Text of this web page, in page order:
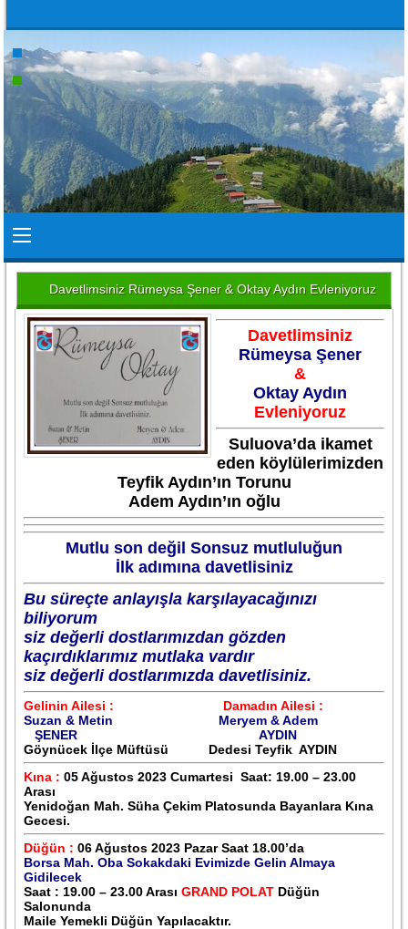
Davetlimsiniz Rümeysa Şener & Oktay Aydın Evleniyoruz
Davetlimsiniz
Rümeysa Şener
&
Oktay Aydın
Evleniyoruz
Suluova’da ikamet
eden köylülerimizden
Teyfik Aydın’ın Torunu
Adem Aydın’ın oğlu
Mutlu son değil Sonsuz mutluluğun
İlk adımına davetlisiniz
Bu süreçte anlayışla karşılayacağınızı
biliyorum
siz değerli dostlarımızdan gözden
kaçırdıklarımız mutlaka vardır
siz değerli dostlarımızda davetlisiniz.
Gelinin Ailesi : Damadın Ailesi :
Suzan & Metin Meryem & Adem
ŞENER AYDIN
Göynücek İlçe Müftüsü Dedesi Teyfik AYDIN
Kına : 05 Ağustos 2023 Cumartesi Saat: 19.00 – 23.00
Arası
Yenidoğan Mah. Süha Çekim Platosunda Bayanlara Kına
Gecesi.
Düğün : 06 Ağustos 2023 Pazar Saat 18.00’da
Borsa Mah. Oba Sokakdaki Evimizde Gelin Almaya
Gidilecek
Saat : 19.00 – 23.00 Arası GRAND POLATDüğün
Salonunda
Maile Yemekli Düğün Yapılacaktır.